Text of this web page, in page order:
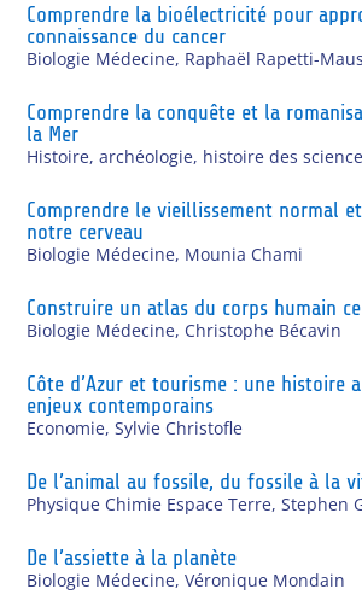
Comprendre la bioélectricité pour
connaissance du cancer
Biologie Médecine, Raphaël Rapetti-
Comprendre la conquête et la
la Mer
Histoire, archéologie, histoire des
Comprendre le vieillissement normal
notre cerveau
Biologie Médecine, Mounia Chami
Construire un atlas du corps humain
Biologie Médecine, Christophe Bécavin
Côte d’Azur et tourisme : une histoire
enjeux contemporains
Economie,Sylvie Christofle
De l’animal au fossile, du fossile à la
Physique Chimie Espace Terre,Stephen
De l’assiette à la planète
Biologie Médecine,Véronique Mondain